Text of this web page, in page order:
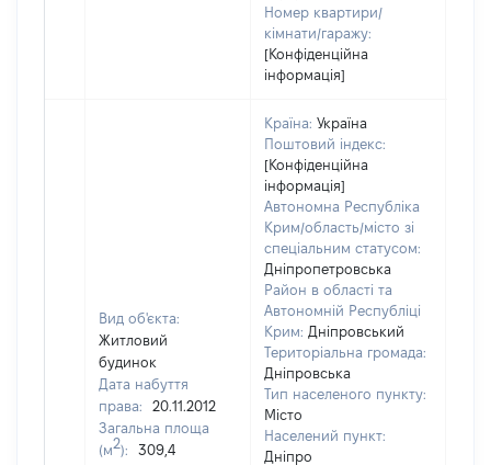
Номер квартири/
кімнати/гаражу:
[Конфіденційна
інформація]
Вид об'єкта:
Житловий
будинок
Дата набуття
права:
20.11.2012
Загальна площа
(м2):
309,4
Країна: Україна
Поштовий індекс:
[Конфіденційна
інформація]
Автономна Республіка
Крим/область/місто зі
спеціальним статусом:
Дніпропетровська
Район в області та
Автономній Республіці
Крим: Дніпровський
Територіальна громада:
Дніпровська
Тип населеного пункту:
Місто
Населений пункт:
Дніпро